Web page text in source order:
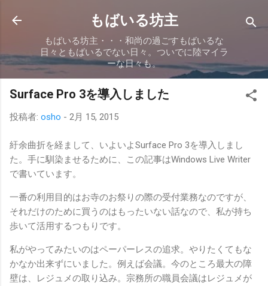
スキップしてメイン コンテンツに移動
もばいる坊主
もばいる坊主・・・和尚の過ごすもばいるな
日々ともばいるでない日々。ついでに陸マイラ
ーな日々も。
Surface Pro 3を導入しました
投稿者: osho - 2月 15, 2015
紆余曲折を経まして、いよいよSurface Pro 3を導入しまし
た。手に馴染ませるために、この記事はWindows Live Writer
で書いています。
一番の利用目的はお寺のお祭りの際の受付業務なのですが、
それだけのために買うのはもったいない話なので、私が持ち
歩いて活用するつもりです。
私がやってみたいのはペーパーレスの追求。やりたくてもな
かなか出来ずにいました。例えば会議。今のところ最大の障
壁は、レジュメの取り込み。宗務所の職員会議はレジュメが